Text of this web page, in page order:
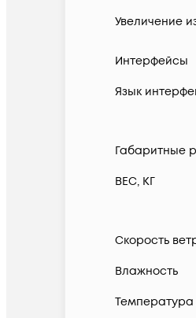
Увеличение
Интерфейсы
Язык
Габаритные
ВЕС, КГ
Скорость
Влажность
Температура